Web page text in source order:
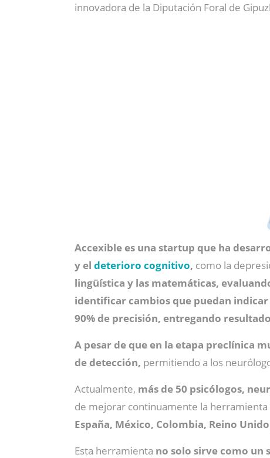
innovadora de la Diputación Foral de
Accexible es una startup que ha
y el deterioro cognitivo, como la
lingüística y las matemáticas,
identificar cambios que puedan
90% de precisión, entregando
A pesar de que en la etapa preclínica
de detección, permitiendo a los
Actualmente, más de 50 psicólogos,
de mejorar continuamente la herramienta
España, México, Colombia, Reino
Esta herramienta no solo sirve como un